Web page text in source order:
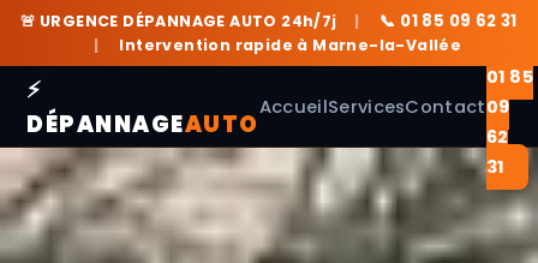
🚨 URGENCE DÉPANNAGE AUTO 24h/7j | 📞 01 85 09 62 31
| Intervention rapide à Marne-la-Vallée
⚡
DÉPANNAGEAUTO
AccueilServicesContact
01 85
09
62
31